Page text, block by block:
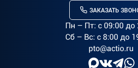
ЗАКАЗАТЬ
Пн – Пт: c 09:00 до
Сб – Вс: с 8:00 до
pto@actio.ru